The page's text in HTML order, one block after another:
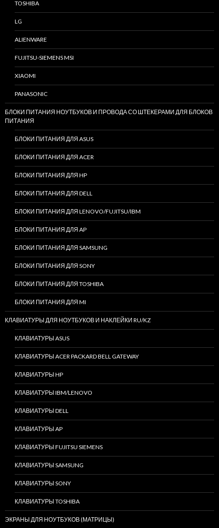
TOSHIBA
LG
ALIENWARE
FUJITSU-SIEMENS MSI
XIAOMI
PANASONIC
БЛОКИ ПИТАНИЯ НОУТБУКОВ И ПРОВОДА СО ШТЕКЕРАМИ ДЛЯ БЛОКОВ
ПИТАНИЯ
БЛОКИ ПИТАНИЯ ДЛЯ ASUS
БЛОКИ ПИТАНИЯ ДЛЯ ACER
БЛОКИ ПИТАНИЯ ДЛЯ HP
БЛОКИ ПИТАНИЯ ДЛЯ DELL
БЛОКИ ПИТАНИЯ ДЛЯ LENOVO/FUJITSU/IBM
БЛОКИ ПИТАНИЯ ДЛЯ AP
БЛОКИ ПИТАНИЯ ДЛЯ SAMSUNG
БЛОКИ ПИТАНИЯ ДЛЯ SONY
БЛОКИ ПИТАНИЯ ДЛЯ TOSHIBA
БЛОКИ ПИТАНИЯ ДЛЯ MI
КЛАВИАТУРЫ ДЛЯ НОУТБУКОВ И НАКЛЕЙКИ RU/KZ
КЛАВИАТУРЫ ASUS
КЛАВИАТУРЫ ACER PACKARD BELL GATEWAY
КЛАВИАТУРЫ HP
КЛАВИАТУРЫ IBM/LENOVO
КЛАВИАТУРЫ DELL
КЛАВИАТУРЫ AP
КЛАВИАТУРЫ FUJITSU SIEMENS
КЛАВИАТУРЫ SAMSUNG
КЛАВИАТУРЫ SONY
КЛАВИАТУРЫ TOSHIBA
ЭКРАНЫ ДЛЯ НОУТБУКОВ (МАТРИЦЫ)